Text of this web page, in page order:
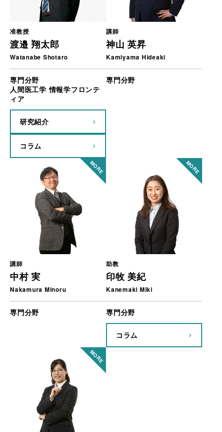
准教授
渡邉 翔太郎
Watanabe Shotaro
専門分野
人間医工学 情報学フロンテ
ィア
研究紹介
コラム
講師
神山 英昇
Kamiyama Hideaki
専門分野
講師
中村 実
Nakamura Minoru
専門分野
助教
印牧 美紀
Kanemaki Miki
専門分野
コラム